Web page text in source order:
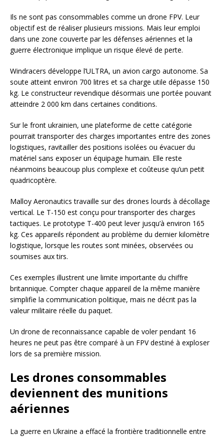
Ils ne sont pas consommables comme un drone FPV. Leur
objectif est de réaliser plusieurs missions. Mais leur emploi
dans une zone couverte par les défenses aériennes et la
guerre électronique implique un risque élevé de perte.
Windracers développe l’ULTRA, un avion cargo autonome. Sa
soute atteint environ 700 litres et sa charge utile dépasse 150
kg. Le constructeur revendique désormais une portée pouvant
atteindre 2 000 km dans certaines conditions.
Sur le front ukrainien, une plateforme de cette catégorie
pourrait transporter des charges importantes entre des zones
logistiques, ravitailler des positions isolées ou évacuer du
matériel sans exposer un équipage humain. Elle reste
néanmoins beaucoup plus complexe et coûteuse qu’un petit
quadricoptère.
Malloy Aeronautics travaille sur des drones lourds à décollage
vertical. Le T-150 est conçu pour transporter des charges
tactiques. Le prototype T-400 peut lever jusqu’à environ 165
kg. Ces appareils répondent au problème du dernier kilomètre
logistique, lorsque les routes sont minées, observées ou
soumises aux tirs.
Ces exemples illustrent une limite importante du chiffre
britannique. Compter chaque appareil de la même manière
simplifie la communication politique, mais ne décrit pas la
valeur militaire réelle du paquet.
Un drone de reconnaissance capable de voler pendant 16
heures ne peut pas être comparé à un FPV destiné à exploser
lors de sa première mission.
Les drones consommables
deviennent des munitions
aériennes
La guerre en Ukraine a effacé la frontière traditionnelle entre